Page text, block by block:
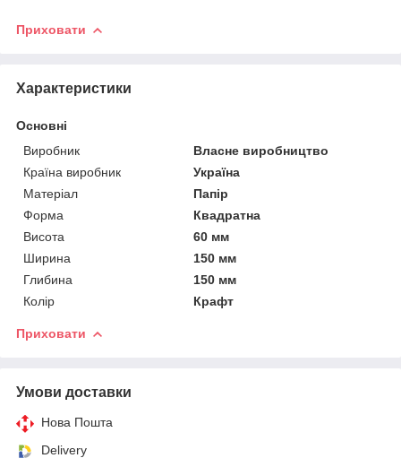
Приховати
Характеристики
Основні
Виробник
Власне виробництво
Країна виробник
Україна
Матеріал
Папір
Форма
Квадратна
Висота
60 мм
Ширина
150 мм
Глибина
150 мм
Колір
Крафт
Приховати
Умови доставки
Нова Пошта
Delivery